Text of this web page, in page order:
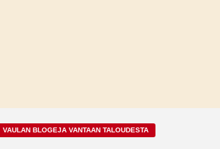
VAULAN BLOGEJA VANTAAN TALOUDESTA